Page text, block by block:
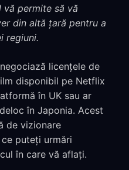
vă permite să vă
din altă țară pentru a
regiuni.
licențele de
disponibil pe Netflix
în UK sau ar
în Japonia. Acest
de vizionare
puteți urmări
în care vă aflați.